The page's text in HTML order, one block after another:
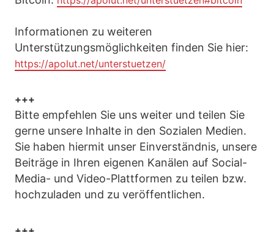
Informationen zu weiteren
Unterstützungsmöglichkeiten finden Sie hier:
https://apolut.net/unterstuetzen/
+++
Bitte empfehlen Sie uns weiter und teilen Sie
gerne unsere Inhalte in den Sozialen Medien.
Sie haben hiermit unser Einverständnis, unsere
Beiträge in Ihren eigenen Kanälen auf Social-
Media- und Video-Plattformen zu teilen bzw.
hochzuladen und zu veröffentlichen.